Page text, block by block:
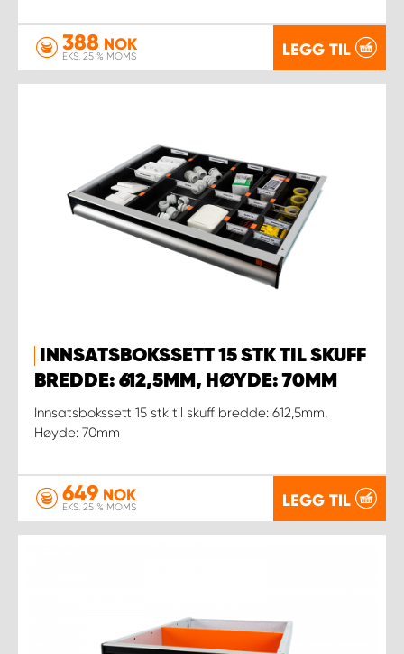
388 NOK
EKS. 25 % MOMS LEGG TIL
INNSATSBOKSSETT 15 STK TIL SKUFF
BREDDE: 612,5MM, HØYDE: 70MM
Innsatsbokssett 15 stk til skuff bredde: 612,5mm,
Høyde: 70mm
649 NOK
EKS. 25 % MOMS LEGG TIL